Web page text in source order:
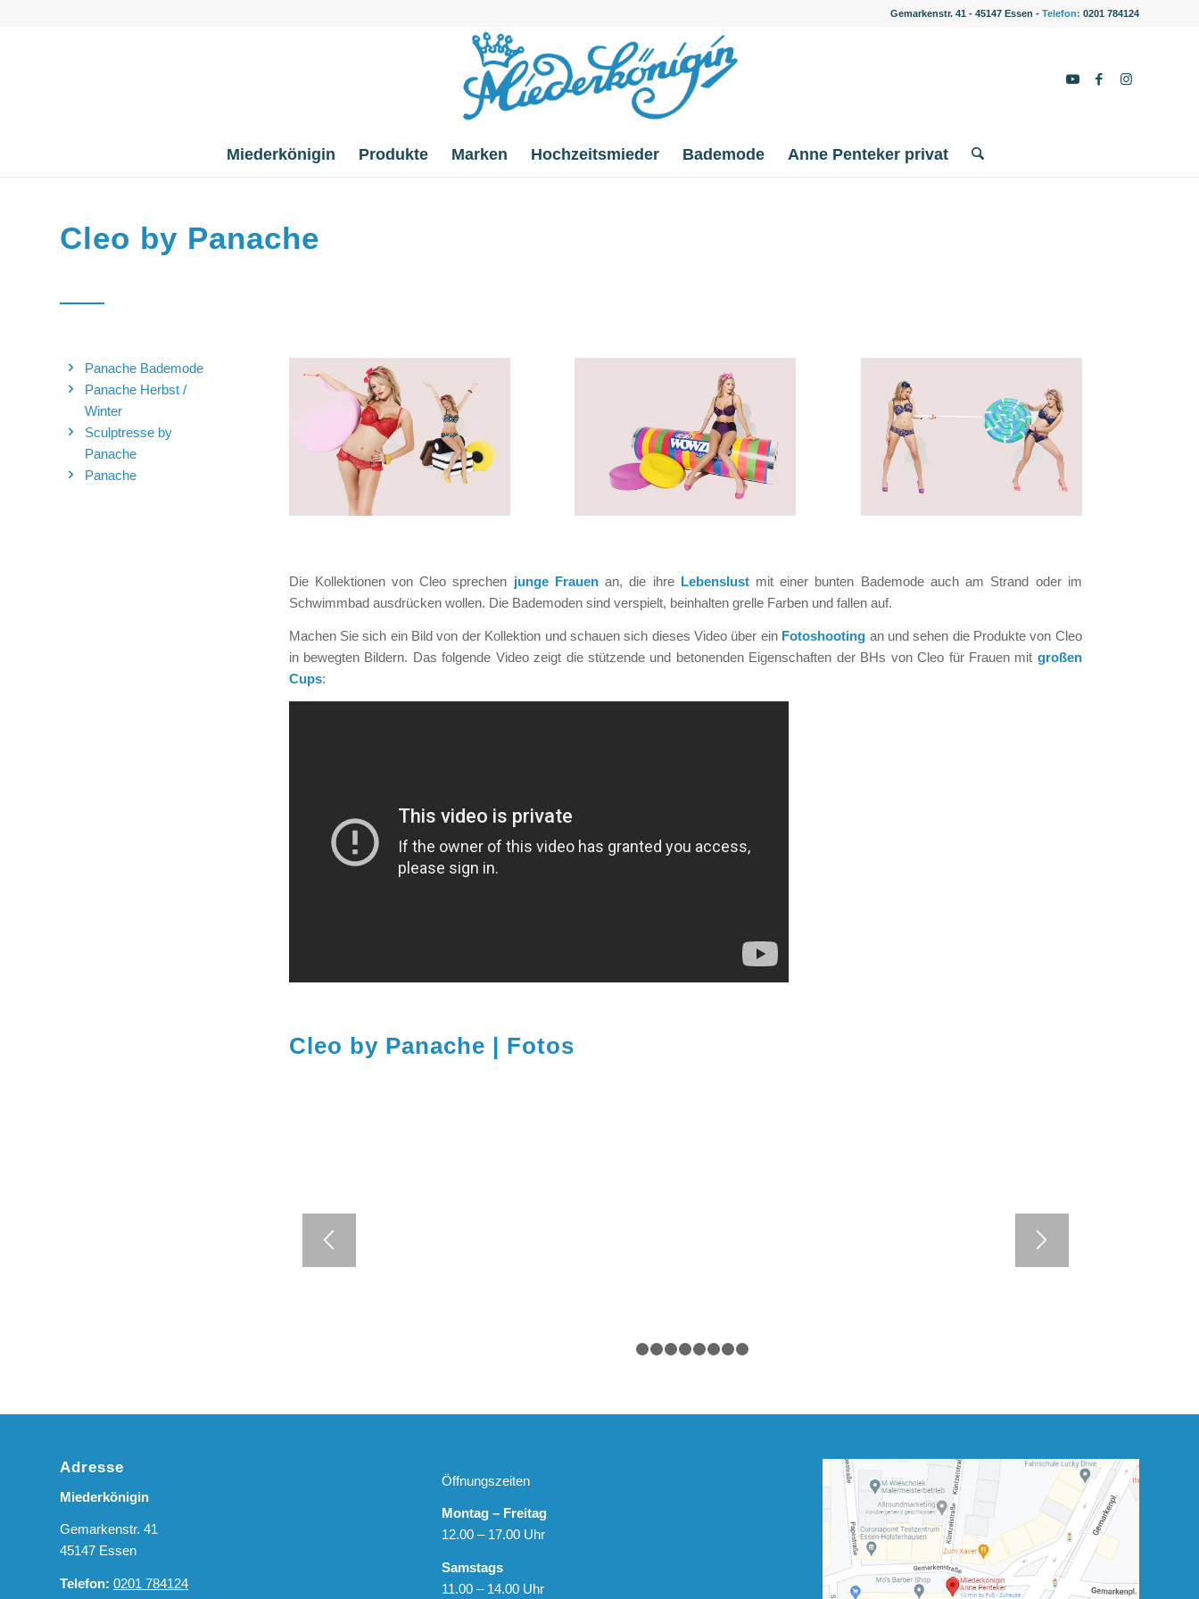
Gemarkenstr. 41 - 45147 Essen - Telefon: 0201 784124
Miederkönigin Produkte Marken Hochzeitsmieder Bademode Anne Penteker privat
Cleo by Panache
Panache Bademode
Panache Herbst /
Winter
Sculptresse by
Panache
Panache
Die Kollektionen von Cleo sprechen junge Frauenan, die ihre Lebenslustmit einer bunten Bademode auch am Strand oder im
Schwimmbad ausdrücken wollen. Die Bademoden sind verspielt, beinhalten grelle Farben und fallen auf.
Machen Sie sich ein Bild von der Kollektion und schauen sich dieses Video über ein Fotoshooting an und sehen die Produkte von Cleo
in bewegten Bildern. Das folgende Video zeigt die stützende und betonenden Eigenschaften der BHs von Cleo für Frauen mit großen
Cups:
Cleo by Panache | Fotos
1 2 3
Adresse
Miederkönigin
Gemarkenstr. 41
45147 Essen
Telefon: 0201 784124
Öffnungszeiten
Montag – Freitag
12.00 – 17.00 Uhr
Samstags
11.00 – 14.00 Uhr